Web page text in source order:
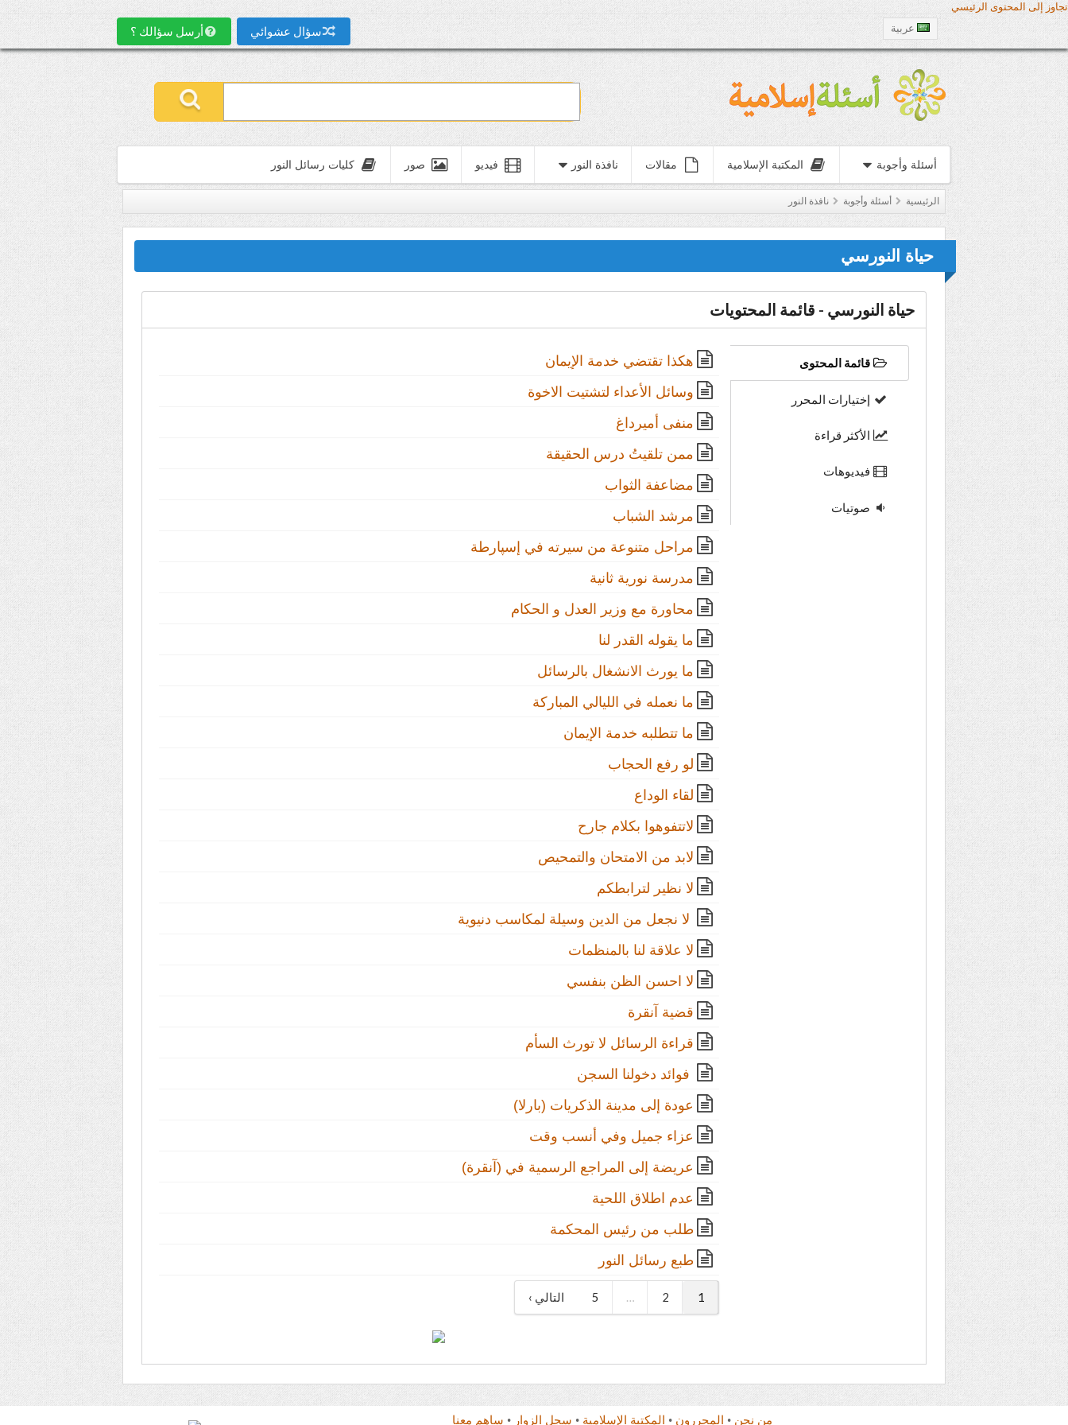
تجاوز إلى المحتوى الرئيسي
عربية
سؤال عشوائي أرسل سؤالك ؟
أسئلة وأجوبة المكتبة الإسلامية مقالات نافذة النور فيديو صور كليات رسائل النور
الرئيسية أسئلة وأجوبة نافذة النور
حياة النورسي
حياة النورسي - قائمة المحتويات
قائمة المحتوى
إختيارات المحرر
الأكثر قراءة
فيديوهات
صوتيات
هكذا تقتضي خدمة الإيمان
وسائل الأعداء لتشتيت الاخوة
منفى أميرداغ
ممن تلقيتُ درس الحقيقة
مضاعفة الثواب
مرشد الشباب
مراحل متنوعة من سيرته في إسپارطة
مدرسة نورية ثانية
محاورة مع وزير العدل و الحكام
ما يقوله القدر لنا
ما يورث الانشغال بالرسائل
ما نعمله في الليالي المباركة
ما تتطلبه خدمة الإيمان
لو رفع الحجاب
لقاء الوداع
لاتتفوهوا بكلام جارح
لابد من الامتحان والتمحيص
لا نظير لترابطكم
لا نجعل من الدين وسيلة لمكاسب دنيوية
لا علاقة لنا بالمنظمات
لا احسن الظن بنفسي
قضية آنقرة
قراءة الرسائل لا تورث السأم
فوائد دخولنا السجن
عودة إلى مدينة الذكريات (بارلا)
عزاء جميل وفي أنسب وقت
عريضة إلى المراجع الرسمية في (آنقرة)
عدم اطلاق اللحية
طلب من رئيس المحكمة
طبع رسائل النور
1
2
…
5 التالي ›
من نحن • المحررون • المكتبة الإسلامية • سجل الزوار • ساهم معنا